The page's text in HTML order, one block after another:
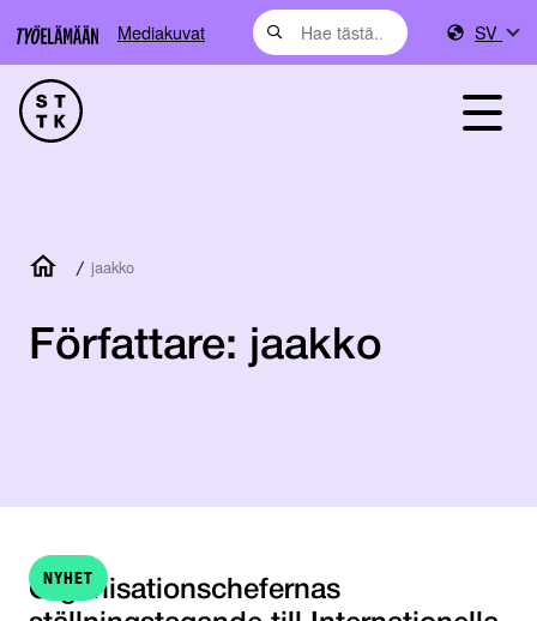
Mediakuvat SV
/ jaakko
Författare: jaakko
NYHET
Organisationschefernas